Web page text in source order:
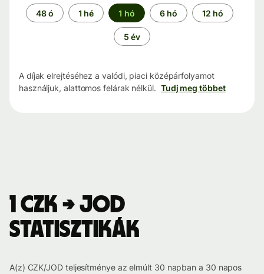
Időszak
48 ó 1 hé 1 hó 6 hó 12 hó
5 év
A díjak elrejtéséhez a valódi, piaci középárfolyamot
használjuk, alattomos felárak nélkül. Tudj meg többet
1 CZK → JOD
statisztikák
A(z) CZK/JOD teljesítménye az elmúlt 30 napban a 30 napos